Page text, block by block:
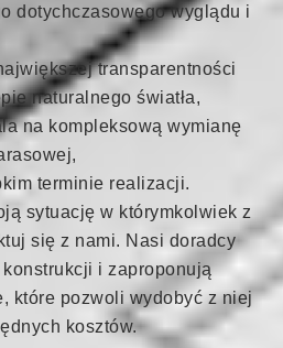
dotychczasowego wyglądu i
transparentności
naturalnego światła,
na kompleksową wymianę
terminie realizacji.
sytuację w którymkolwiek z
się z nami. Nasi doradcy
i zaproponują
które pozwoli wydobyć z niej
kosztów.